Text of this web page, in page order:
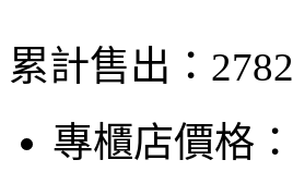
累計售出： 2782
專櫃店價格：